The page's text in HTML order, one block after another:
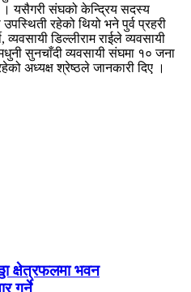
। यसैगरी संघको केन्द्रिय सदस्य
रहेको थियो भने पुर्व प्रहरी
व्यवसायी डिल्लीराम राईले व्यवसायी
सुनचाँदी व्यवसायी संघमा १० जना
अध्यक्ष श्रेष्ठले जानकारी दिए ।
क्षेत्रफलमा भवन